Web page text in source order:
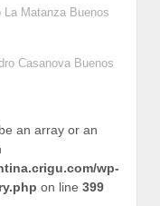
La Matanza Buenos
Casanova Buenos
an array or an
wp-
on line 399